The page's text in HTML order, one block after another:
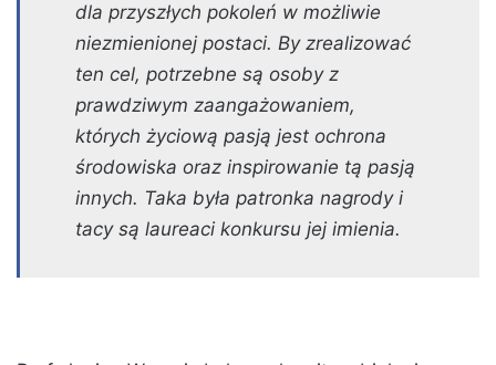
dla przyszłych pokoleń w możliwie
niezmienionej postaci. By zrealizować
ten cel, potrzebne są osoby z
prawdziwym zaangażowaniem,
których życiową pasją jest ochrona
środowiska oraz inspirowanie tą pasją
innych. Taka była patronka nagrody i
tacy są laureaci konkursu jej imienia.